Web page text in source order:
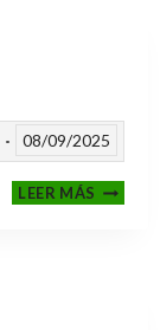
08/09/2025
LEER MÁSIII